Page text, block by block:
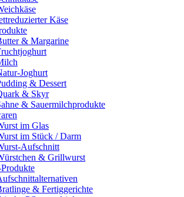
Käse
& Margarine
Joghurt
& Dessert
& Skyr
& Sauermilchprodukte
im Glas
im Stück / Darm
Aufschnitt
& Grillwurst
& Fertiggerichte